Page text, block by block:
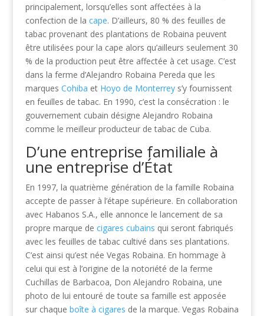
principalement, lorsqu’elles sont affectées à la
confection de la cape. D’ailleurs, 80 % des feuilles de
tabac provenant des plantations de Robaina peuvent
être utilisées pour la cape alors qu’ailleurs seulement 30
% de la production peut être affectée à cet usage. C’est
dans la ferme d’Alejandro Robaina Pereda que les
marques Cohiba et Hoyo de Monterreys’y fournissent
en feuilles de tabac. En 1990, c’est la consécration : le
gouvernement cubain désigne Alejandro Robaina
comme le meilleur producteur de tabac de Cuba.
D’une entreprise familiale à
une entreprise d’État
En 1997, la quatrième génération de la famille Robaina
accepte de passer à l’étape supérieure. En collaboration
avec Habanos S.A., elle annonce le lancement de sa
propre marque de cigares cubains qui seront fabriqués
avec les feuilles de tabac cultivé dans ses plantations.
C’est ainsi qu’est née Vegas Robaina. En hommage à
celui qui est à l’origine de la notoriété de la ferme
Cuchillas de Barbacoa, Don Alejandro Robaina, une
photo de lui entouré de toute sa famille est apposée
sur chaque boîte à cigares de la marque. Vegas Robaina